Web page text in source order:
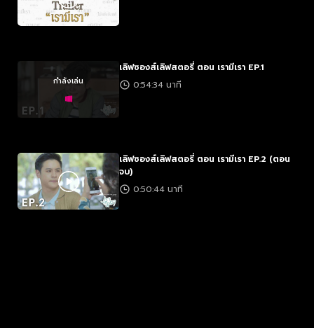
กำลังเล่น
เลิฟซองส์เลิฟสตอรี่ ตอน เรามีเรา EP.1
0:54:34 นาที
เลิฟซองส์เลิฟสตอรี่ ตอน เรามีเรา EP.2 (ตอน
จบ)
0:50:44 นาที